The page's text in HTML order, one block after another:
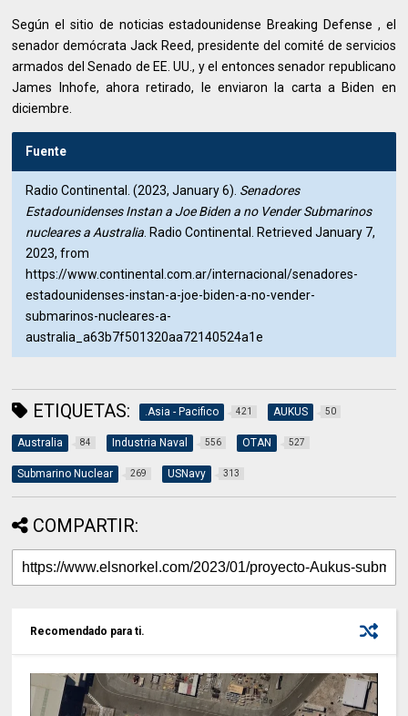
Según el sitio de noticias estadounidense Breaking Defense , el
senador demócrata Jack Reed, presidente del comité de servicios
armados del Senado de EE. UU., y el entonces senador republicano
James Inhofe, ahora retirado, le enviaron la carta a Biden en
diciembre.
Fuente
Radio Continental. (2023, January 6). Senadores
Estadounidenses Instan a Joe Biden a no Vender Submarinos
nucleares a Australia. Radio Continental. Retrieved January 7,
2023, from
https://www.continental.com.ar/internacional/senadores-
estadounidenses-instan-a-joe-biden-a-no-vender-
submarinos-nucleares-a-
australia_a63b7f501320aa72140524a1e
ETIQUETAS: .Asia - Pacifico 421 AUKUS 50
Australia 84 Industria Naval 556 OTAN 527
Submarino Nuclear 269 USNavy 313
COMPARTIR:
Recomendado para ti.